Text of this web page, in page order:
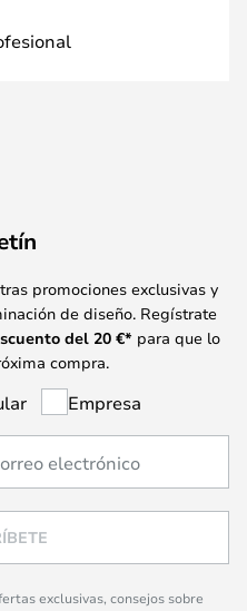
promociones exclusivas y
de diseño. Regístrate
del 20 €* para que lo
compra.
Empresa
exclusivas, consejos sobre